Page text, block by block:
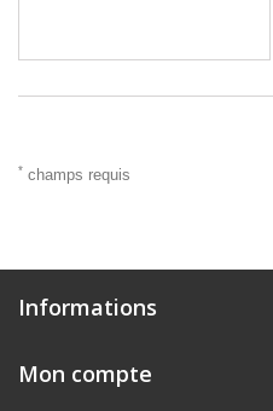
* champs requis
Informations
Mon compte